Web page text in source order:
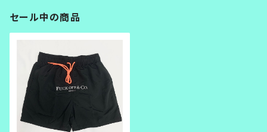
セール中の商品